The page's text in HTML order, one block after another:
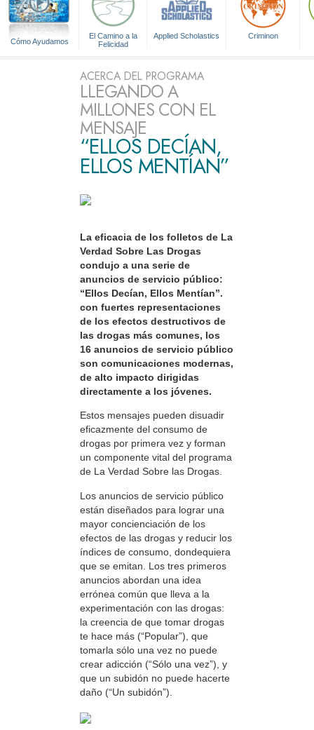
Cómo Ayudamos
El Camino a la
Felicidad
Applied Scholastics Criminon
ACERCA DEL PROGRAMA
LLEGANDO A
MILLONES CON EL
MENSAJE
“ELLOS DECÍAN,
ELLOS MENTÍAN”
La eficacia de los folletos de La
Verdad Sobre Las Drogas
condujo a una serie de
anuncios de servicio público:
“Ellos Decían, Ellos Mentían”.
con fuertes representaciones
de los efectos destructivos de
las drogas más comunes, los
16 anuncios de servicio público
son comunicaciones modernas,
de alto impacto dirigidas
directamente a los jóvenes.
Estos mensajes pueden disuadir
eficazmente del consumo de
drogas por primera vez y forman
un componente vital del programa
de La Verdad Sobre las Drogas.
Los anuncios de servicio público
están diseñados para lograr una
mayor concienciación de los
efectos de las drogas y reducir los
índices de consumo, dondequiera
que se emitan. Los tres primeros
anuncios abordan una idea
errónea común que lleva a la
experimentación con las drogas:
la creencia de que tomar drogas
te hace más (“Popular”), que
tomarla sólo una vez no puede
crear adicción (“Sólo una vez”), y
que un subidón no puede hacerte
daño (“Un subidón”).